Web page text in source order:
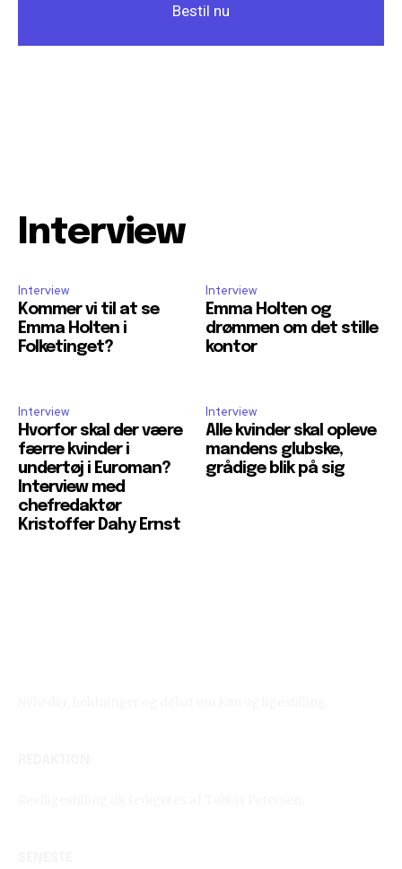
Bestil nu
Interview
Interview
Kommer vi til at se
Emma Holten i
Folketinget?
Interview
Emma Holten og
drømmen om det stille
kontor
Interview
Hvorfor skal der være
færre kvinder i
undertøj i Euroman?
Interview med
chefredaktør
Kristoffer Dahy Ernst
Interview
Alle kvinder skal opleve
mandens glubske,
grådige blik på sig